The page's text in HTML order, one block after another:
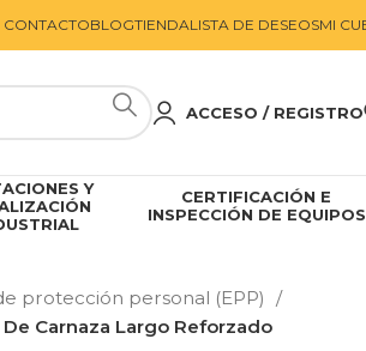
CONTACTOBLOGTIENDALISTA DE DESEOSMI
ACCESO / REGISTRO
Y
CERTIFICACIÓN E
INSPECCIÓN DE EQUIPOS
protección personal (EPP)
Carnaza Largo Reforzado